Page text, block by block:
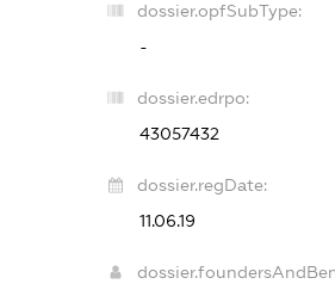
dossier.opfSubType:
-
dossier.edrpo:
43057432
dossier.regDate:
11.06.19